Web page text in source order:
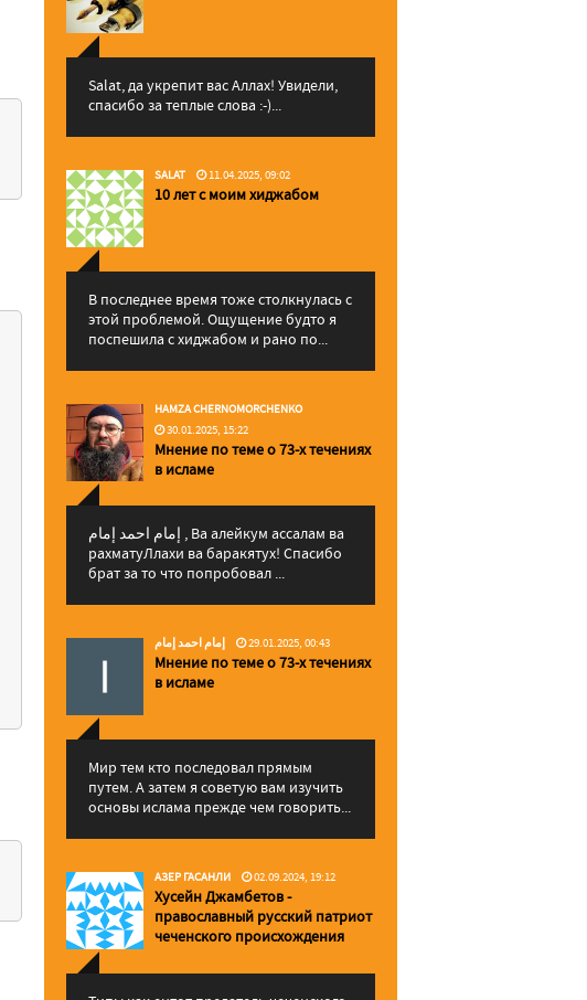
Salat, да укрепит вас Аллаx! Увидели,
спасибо за теплые слова :-)...
SALAT 11.04.2025, 09:02
10 лет с моим хиджабом
В последнее время тоже столкнулась с
этой проблемой. Ощущение будто я
поспешила с хиджабом и рано по...
HAMZA CHERNOMORCHENKO
30.01.2025, 15:22
Мнение по теме о 73-х течениях
в исламе
إمام احمد إمام , Ва алейкум ассалам ва
рахматуЛлахи ва баракятух! Спасибо
брат за то что попробовал ...
إمام احمد إمام 29.01.2025, 00:43
Мнение по теме о 73-х течениях
в исламе
Мир тем кто последовал прямым
путем. А затем я советую вам изучить
основы ислама прежде чем говорить...
АЗЕР ГАСАНЛИ 02.09.2024, 19:12
Хусейн Джамбетов -
православный русский патриот
чеченского происхождения